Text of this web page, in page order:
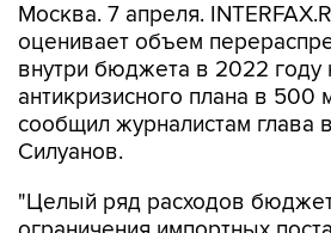
Москва. 7 апреля.
оценивает объем
внутри бюджета в 2022 году
антикризисного плана в 500
сообщил журналистам глава
Силуанов.
"Целый ряд расходов